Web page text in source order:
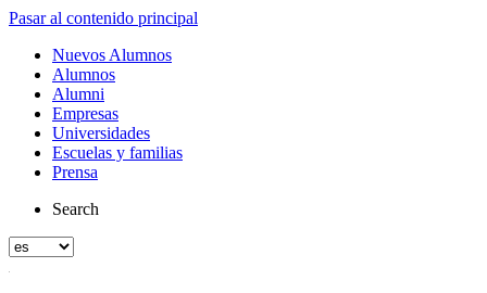
Pasar al contenido principal
Nuevos Alumnos
Alumnos
Alumni
Empresas
Universidades
Escuelas y familias
Prensa
Search